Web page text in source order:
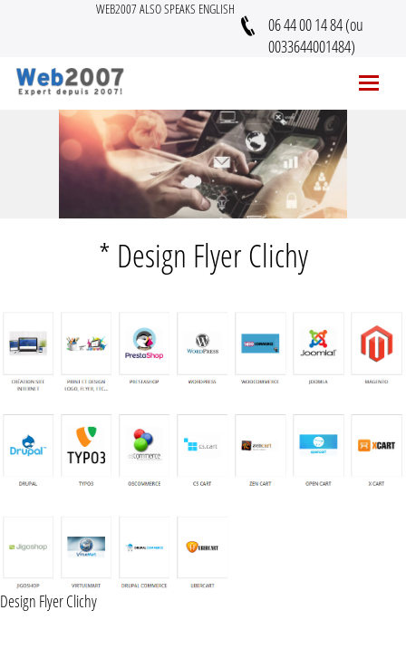
WEB2007 ALSO SPEAKS ENGLISH
06 44 00 14 84 (ou
0033644001484)
* Design Flyer Clichy
Design Flyer Clichy